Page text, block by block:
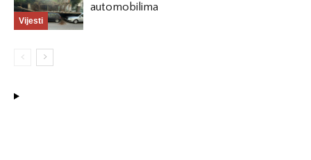
Vijesti
automobilima